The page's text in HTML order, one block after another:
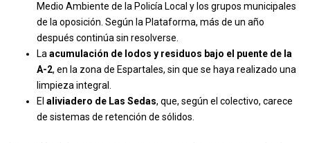
Medio Ambiente de la Policía Local y los grupos municipales
de la oposición. Según la Plataforma, más de un año
después continúa sin resolverse.
Laacumulación de lodos y residuos bajo el puente de la
A-2, en la zona de Espartales, sin que se haya realizado una
limpieza integral.
Elaliviadero de Las Sedas, que, según el colectivo, carece
de sistemas de retención de sólidos.